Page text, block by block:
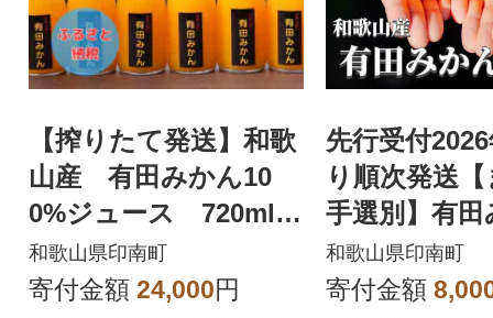
【搾りたて発送】和歌
山産 有田みかん10
0%ジュース 720ml×
6本 無添加ストレー
ト
和歌山県印南町
寄付金額 24,000円
先行受付
り順次発送
手選別】有
g家庭用(2S
ズ混合)
和歌山県印南町
寄付金額